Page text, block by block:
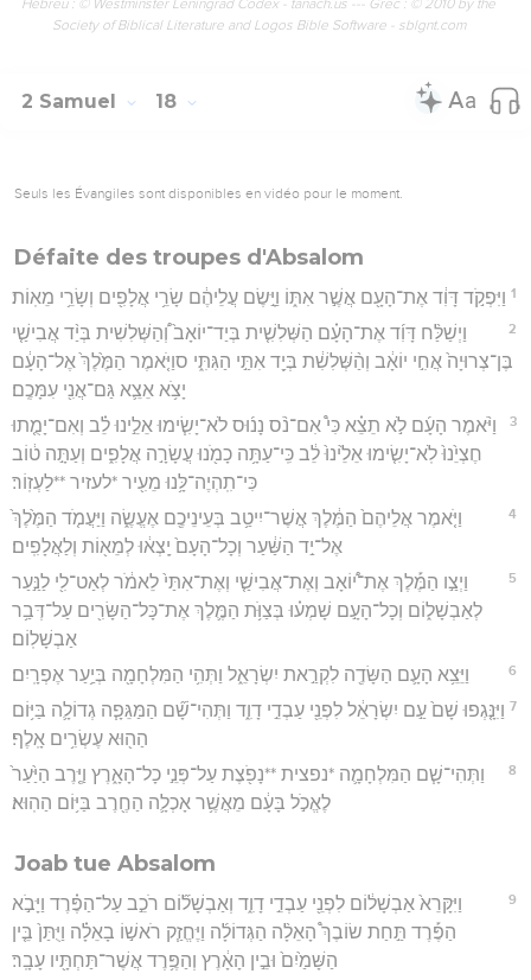
Society of Biblical Literature and Logos Bible Software - sblgnt.com
2 Samuel 18
Seuls les Évangiles sont disponibles en vidéo pour le moment.
Défaite des troupes d'Absalom
1 וַיִּפְקֹ֣ד דָּוִ֔ד אֶת־הָעָ֖ם אֲשֶׁ֣ר אִתּ֑וֹ וַיָּ֣שֶׂם עֲלֵיהֶ֔ם שָׂרֵ֥י אֲלָפִ֖ים וְשָׂרֵ֥י מֵאֽוֹת׃
2
וַיְשַׁלַּ֨ח דָּוִ֜ד אֶת־הָעָ֗ם הַשְּׁלִשִׁ֤ית בְּיַד־יוֹאָב֙ וְ֠הַשְּׁלִשִׁית בְּיַ֨ד אֲבִישַׁ֤י
בֶּן־צְרוּיָה֙ אֲחִ֣י יוֹאָ֔ב וְהַ֨שְּׁלִשִׁ֔ת בְּיַ֖ד אִתַּ֣י הַגִּתִּ֑י סוַיֹּ֤אמֶר הַמֶּ֙לֶךְ֙ אֶל־הָעָ֔ם
יָצֹ֥א אֵצֵ֛א גַּם־אֲנִ֖י עִמָּכֶֽם׃
3
וַיֹּ֨אמֶר הָעָ֜ם לֹ֣א תֵצֵ֗א כִּי֩ אִם־נֹ֨ס נָנ֜וּס לֹא־יָשִׂ֧ימוּ אֵלֵ֣ינוּ לֵ֗ב וְאִם־יָמֻ֤תוּ
חֶצְיֵ֙נוּ֙ לֹֽא־יָשִׂ֤ימוּ אֵלֵ֙ינוּ֙ לֵ֔ב כִּֽי־עַתָּ֥ה כָמֹ֖נוּ עֲשָׂרָ֣ה אֲלָפִ֑ים וְעַתָּ֣ה ט֔וֹב
כִּי־תִֽהְיֶה־לָּ֥נוּ מֵעִ֖יר *לעזיר **לַעְזֽוֹר׃
4
וַיֹּ֤אמֶר אֲלֵיהֶם֙ הַמֶּ֔לֶךְ אֲשֶׁר־יִיטַ֥ב בְּעֵינֵיכֶ֖ם אֶעֱשֶׂ֑ה וַיַּעֲמֹ֤ד הַמֶּ֙לֶךְ֙
אֶל־יַ֣ד הַשַּׁ֔עַר וְכָל־הָעָם֙ יָֽצְא֔וּ לְמֵא֖וֹת וְלַאֲלָפִֽים׃
5
וַיְצַ֣ו הַמֶּ֡לֶךְ אֶת־י֠וֹאָב וְאֶת־אֲבִישַׁ֤י וְאֶת־אִתַּי֙ לֵאמֹ֔ר לְאַט־לִ֖י לַנַּ֣עַר
לְאַבְשָׁל֑וֹם וְכָל־הָעָ֣ם שָׁמְע֗וּ בְּצַוֺּ֥ת הַמֶּ֛לֶךְ אֶת־כָּל־הַשָּׂרִ֖ים עַל־דְּבַ֥ר
אַבְשָׁלֽוֹם׃
6 וַיֵּצֵ֥א הָעָ֛ם הַשָּׂדֶ֖ה לִקְרַ֣את יִשְׂרָאֵ֑ל וַתְּהִ֥י הַמִּלְחָמָ֖ה בְּיַ֥עַר אֶפְרָֽיִם׃
7 וַיִּנָּ֤גְפוּ שָׁם֙ עַ֣ם יִשְׂרָאֵ֔ל לִפְנֵ֖י עַבְדֵ֣י דָוִ֑ד וַתְּהִי־שָׁ֞ם הַמַּגֵּפָ֧ה גְדוֹלָ֛ה בַּיּ֥וֹם
הַה֖וּא עֶשְׂרִ֥ים אָֽלֶף׃
8
וַתְּהִי־שָׁ֧ם הַמִּלְחָמָ֛ה *נפצית **נָפֹ֖צֶת עַל־פְּנֵ֣י כָל־הָאָ֑רֶץ וַיֶּ֤רֶב הַיַּ֙עַר֙
לֶאֱכֹ֣ל בָּעָ֔ם מֵאֲשֶׁ֥ר אָכְלָ֛ה הַחֶ֖רֶב בַּיּ֥וֹם הַהֽוּא׃
Joab tue Absalom
9
וַיִּקָּרֵא֙ אַבְשָׁל֔וֹם לִפְנֵ֖י עַבְדֵ֣י דָוִ֑ד וְאַבְשָׁל֞וֹם רֹכֵ֣ב עַל־הַפֶּ֗רֶד וַיָּבֹ֣א
הַפֶּ֡רֶד תַּ֣חַת שׂוֹבֶךְ֩ הָאֵלָ֨ה הַגְּדוֹלָ֜ה וַיֶּחֱזַ֧ק רֹאשׁ֣וֹ בָאֵלָ֗ה וַיֻּתַּן֙ בֵּ֤ין
הַשָּׁמַ֙יִם֙ וּבֵ֣ין הָאָ֔רֶץ וְהַפֶּ֥רֶד אֲשֶׁר־תַּחְתָּ֖יו עָבָֽר׃